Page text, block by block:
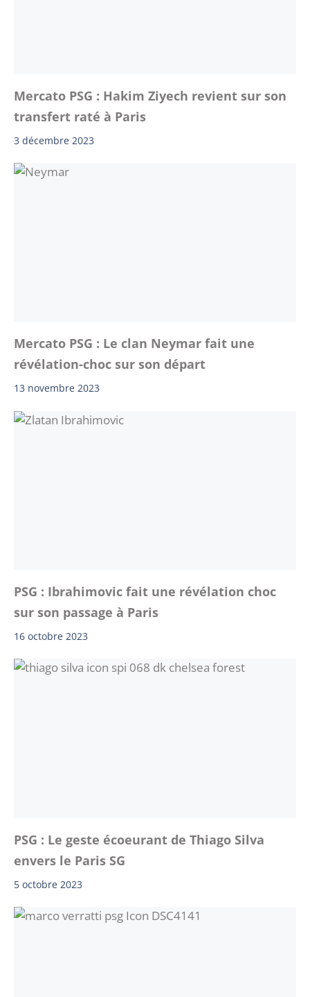
Mercato PSG : Hakim Ziyech revient sur son
transfert raté à Paris
3 décembre 2023
Mercato PSG : Le clan Neymar fait une
révélation-choc sur son départ
13 novembre 2023
PSG : Ibrahimovic fait une révélation choc
sur son passage à Paris
16 octobre 2023
PSG : Le geste écoeurant de Thiago Silva
envers le Paris SG
5 octobre 2023